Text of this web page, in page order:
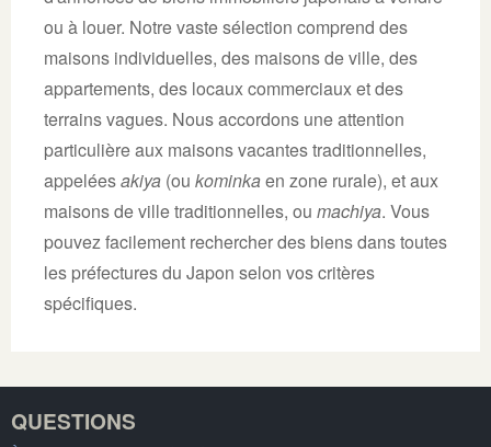
ou à louer. Notre vaste sélection comprend des
maisons individuelles, des maisons de ville, des
appartements, des locaux commerciaux et des
terrains vagues. Nous accordons une attention
particulière aux maisons vacantes traditionnelles,
appeléesakiya (ou kominkaen zone rurale), et aux
maisons de ville traditionnelles, ou machiya. Vous
pouvez facilement rechercher des biens dans toutes
les préfectures du Japon selon vos critères
spécifiques.
QUESTIONS